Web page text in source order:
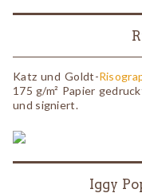
Katz und Goldt-
175 g/m² Papier
und signiert.
Iggy